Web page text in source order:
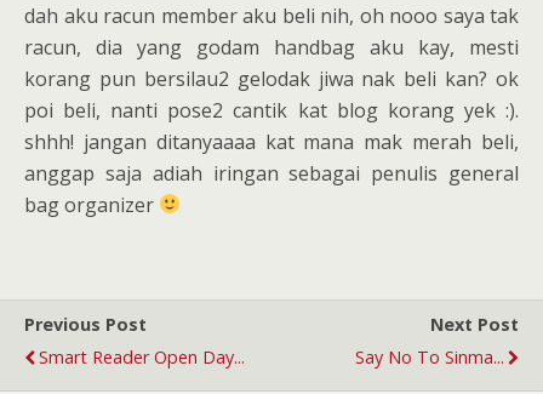
dah aku racun member aku beli nih, oh nooo saya tak
racun, dia yang godam handbag aku kay, mesti
korang pun bersilau2 gelodak jiwa nak beli kan? ok
poi beli, nanti pose2 cantik kat blog korang yek :).
shhh! jangan ditanyaaaa kat mana mak merah beli,
anggap saja adiah iringan sebagai penulis general
bag organizer
Previous Post
Smart Reader Open Day...
Next Post
Say No To Sinma...